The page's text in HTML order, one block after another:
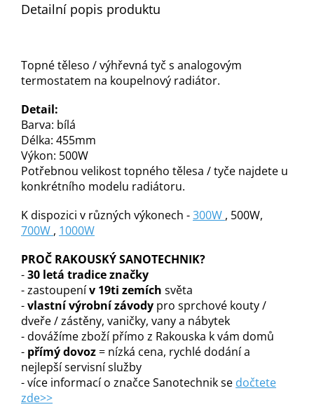
Detailní popis produktu
Topné těleso / výhřevná tyč s analogovým
termostatem na koupelnový radiátor.
Detail:
Barva: bílá
Délka: 455mm
Výkon: 500W
Potřebnou velikost topného tělesa / tyče najdete u
konkrétního modelu radiátoru.
K dispozici v různých výkonech -300W , 500W,
700W , 1000W
PROČ RAKOUSKÝ SANOTECHNIK?
-30 letá tradice značky
- zastoupenív 19ti zemích světa
-vlastní výrobní závody pro sprchové kouty /
dveře / zástěny, vaničky, vany a nábytek
- dovážíme zboží přímo z Rakouska k vám domů
- přímý dovoz= nízká cena, rychlé dodání a
nejlepší servisní služby
- více informací o značce Sanotechnik se dočtete
zde>>